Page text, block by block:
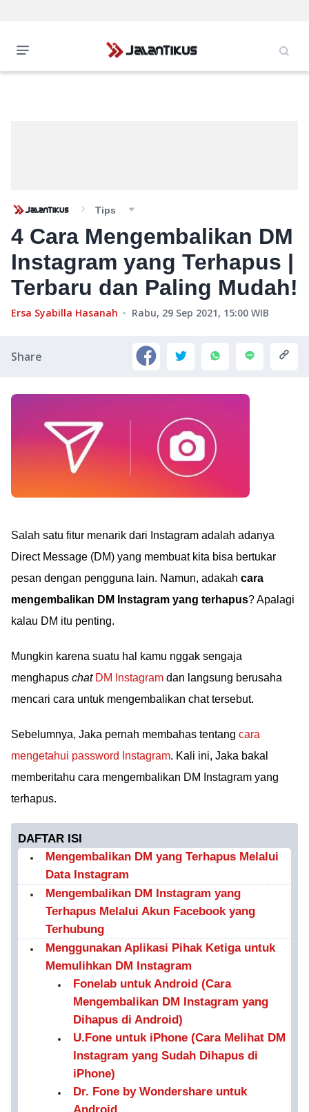
Tips
4 Cara Mengembalikan DM
Instagram yang Terhapus |
Terbaru dan Paling Mudah!
Ersa Syabilla Hasanah Rabu, 29 Sep 2021, 15:00 WIB
Share
Salah satu fitur menarik dari Instagram adalah adanya
Direct Message (DM) yang membuat kita bisa bertukar
pesan dengan pengguna lain. Namun, adakah cara
mengembalikan DM Instagram yang terhapus? Apalagi
kalau DM itu penting.
Mungkin karena suatu hal kamu nggak sengaja
menghapus chat DM Instagram dan langsung berusaha
mencari cara untuk mengembalikan chat tersebut.
Sebelumnya, Jaka pernah membahas tentang cara
mengetahui password Instagram. Kali ini, Jaka bakal
memberitahu cara mengembalikan DM Instagram yang
terhapus.
DAFTAR ISI
Mengembalikan DM yang Terhapus Melalui
Data Instagram
Mengembalikan DM Instagram yang
Terhapus Melalui Akun Facebook yang
Terhubung
Menggunakan Aplikasi Pihak Ketiga untuk
Memulihkan DM Instagram
Fonelab untuk Android (Cara
Mengembalikan DM Instagram yang
Dihapus di Android)
U.Fone untuk iPhone (Cara Melihat DM
Instagram yang Sudah Dihapus di
iPhone)
Dr. Fone by Wondershare untuk